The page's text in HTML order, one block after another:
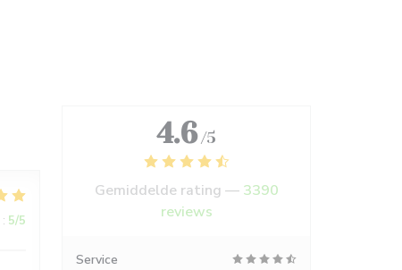
: 5/5
4.6 /5
Gemiddelde rating — 3390
reviews
Service